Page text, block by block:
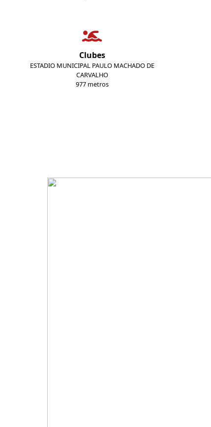
Clubes
ESTADIO MUNICIPAL PAULO MACHADO DE
CARVALHO
977 metros